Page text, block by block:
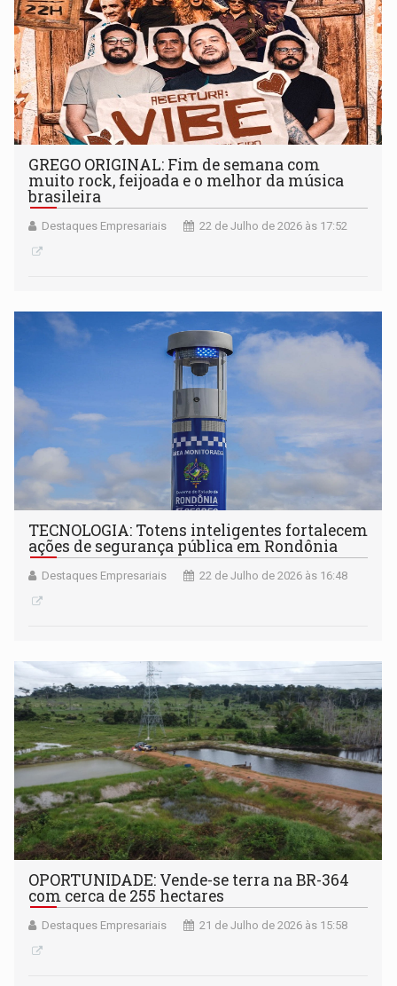
GREGO ORIGINAL: Fim de semana com
muito rock, feijoada e o melhor da música
brasileira
Destaques Empresariais 22 de Julho de 2026 às 17:52
TECNOLOGIA: Totens inteligentes fortalecem
ações de segurança pública em Rondônia
Destaques Empresariais 22 de Julho de 2026 às 16:48
OPORTUNIDADE: Vende-se terra na BR-364
com cerca de 255 hectares
Destaques Empresariais 21 de Julho de 2026 às 15:58